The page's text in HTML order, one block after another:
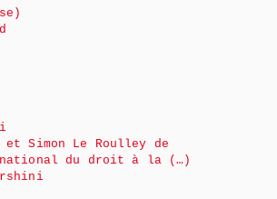
Simon Le Roulley de
du droit à la (…)